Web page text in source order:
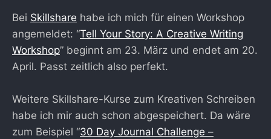
Bei Skillshare habe ich mich für einen Workshop
angemeldet: “Tell Your Story: A Creative Writing
Workshop” beginnt am 23. März und endet am 20.
April. Passt zeitlich also perfekt.
Weitere Skillshare-Kurse zum Kreativen Schreiben
habe ich mir auch schon abgespeichert. Da wäre
zum Beispiel “30 Day Journal Challenge –